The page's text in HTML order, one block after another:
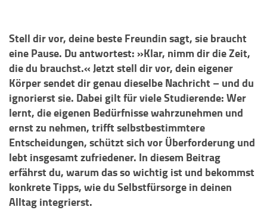
Stell dir vor, deine beste Freundin sagt, sie braucht
eine Pause. Du antwortest: »Klar, nimm dir die Zeit,
die du brauchst.« Jetzt stell dir vor, dein eigener
Körper sendet dir genau dieselbe Nachricht – und du
ignorierst sie. Dabei gilt für viele Studierende: Wer
lernt, die eigenen Bedürfnisse wahrzunehmen und
ernst zu nehmen, trifft selbstbestimmtere
Entscheidungen, schützt sich vor Überforderung und
lebt insgesamt zufriedener. In diesem Beitrag
erfährst du, warum das so wichtig ist und bekommst
konkrete Tipps, wie du Selbstfürsorge in deinen
Alltag integrierst.